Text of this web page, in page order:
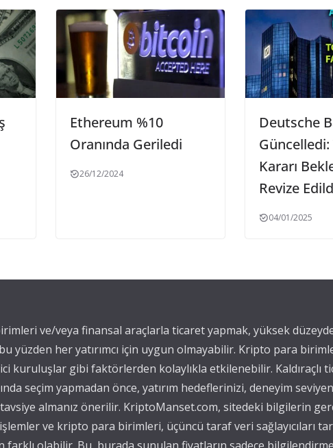
Ethereum %10
Oranında Geriledi
26/12/2024
Deutsche
Güncelledi:
Kararı
Revize
04/01/2025
ve/veya finansal araçlarla ticaret yapmak, yüksek düzeyde
yüzden her yatırımcı için uygun olmayabilir. Kripto para
kuruluşlar gibi faktörlerden kolaylıkla etkilenebilir.
seçim yapmadan önce, yatırım hedeflerinizi, deneyim
almanız önerilir. KriptoManset.com, sitedeki bilgilerin
ve kripto para birimleri, üçüncü taraf veri sağlayıcıları